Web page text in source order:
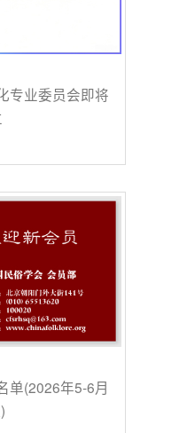
专业委员会即将
单(2026年5-6月